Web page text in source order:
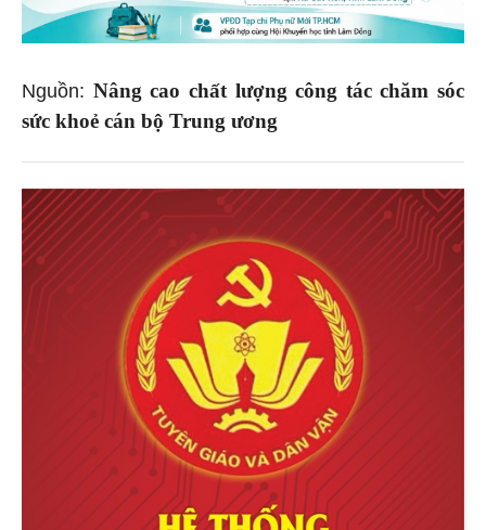
Nguồn: Nâng cao chất lượng công tác chăm sóc
sức khoẻ cán bộ Trung ương